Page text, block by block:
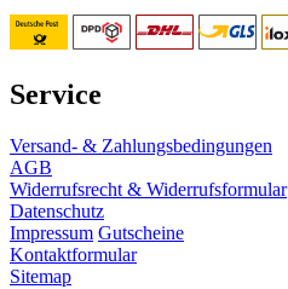
Service
Versand- & Zahlungsbedingungen
AGB
Widerrufsrecht & Widerrufsformular
Datenschutz
Impressum Gutscheine
Kontaktformular
Sitemap